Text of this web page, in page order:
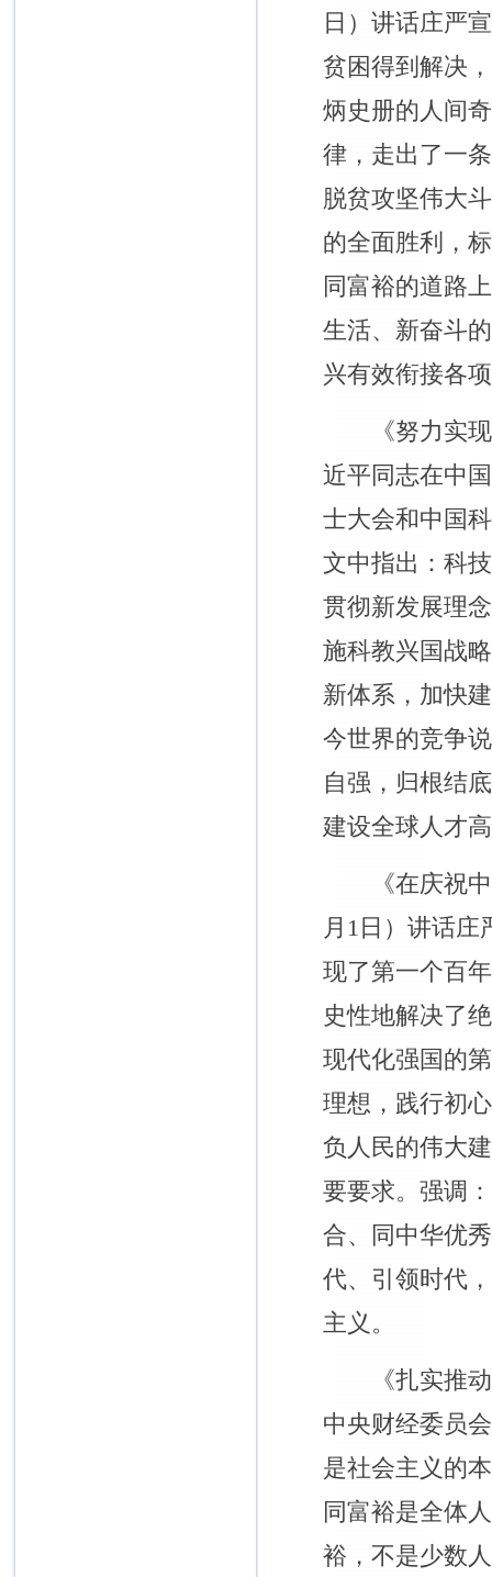
日）讲话庄严
贫困得到解决
炳史册的人间
律，走出了一
脱贫攻坚伟大
的全面胜利，
同富裕的道路
生活、新奋斗
兴有效衔接各
《努力实现
近平同志在中
士大会和中国
文中指出：科
贯彻新发展理
施科教兴国战
新体系，加快
今世界的竞争
自强，归根结
建设全球人才
《在庆祝中
月1日）讲话
现了第一个百
史性地解决了
现代化强国的
理想，践行初
负人民的伟大
要要求。强调
合、同中华优
代、引领时代
主义。
《扎实推动
中央财经委员
是社会主义的
同富裕是全体
裕，不是少数